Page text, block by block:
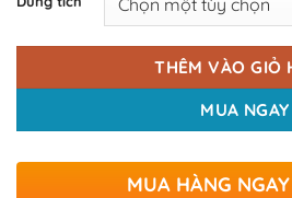
THÊM VÀO GIỎ
MUA NGAY
MUA HÀNG NGAY